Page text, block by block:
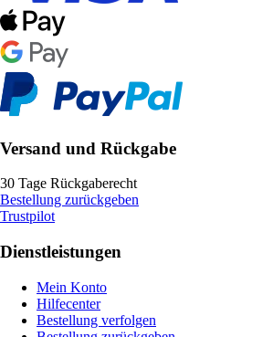
Versand und Rückgabe
30 Tage Rückgaberecht
Bestellung zurückgeben
Trustpilot
Dienstleistungen
Mein Konto
Hilfecenter
Bestellung verfolgen